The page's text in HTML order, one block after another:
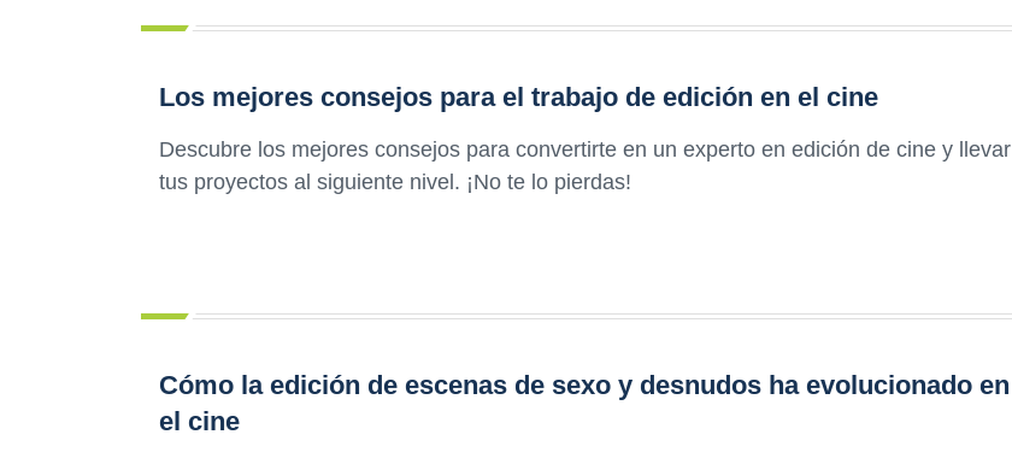
Los mejores consejos para el trabajo de edición en el cine
Descubre los mejores consejos para convertirte en un experto en edición de cine y llevar
tus proyectos al siguiente nivel. ¡No te lo pierdas!
Cómo la edición de escenas de sexo y desnudos ha evolucionado en
el cine